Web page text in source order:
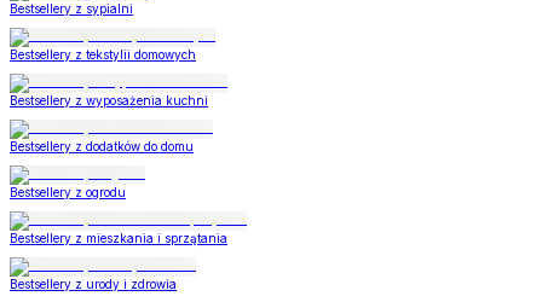
Bestsellery z sypialni
Bestsellery z tekstylii domowych
Bestsellery z wyposażenia kuchni
Bestsellery z dodatków do domu
Bestsellery z ogrodu
Bestsellery z mieszkania i sprzątania
Bestsellery z urody i zdrowia